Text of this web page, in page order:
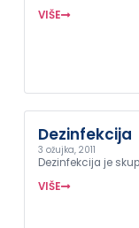
VIŠE
Dezinfekcija
3 ožujka, 2011
Dezinfekcija je
VIŠE